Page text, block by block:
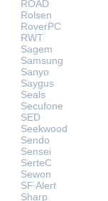
ROAD
Rolsen
RoverPC
RWT
Sagem
Samsung
Sanyo
Saygus
Seals
Secufone
SED
Seekwood
Sendo
Sensei
SerteC
Sewon
SF Alert
Sharp